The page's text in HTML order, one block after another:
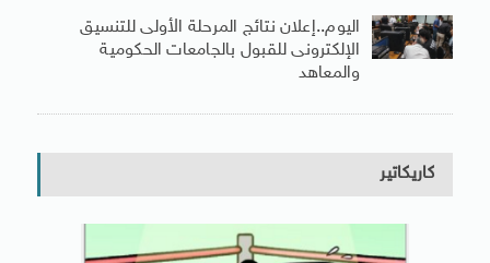
اليوم..إعلان نتائج المرحلة الأولى للتنسيق
الإلكترونى للقبول بالجامعات الحكومية
والمعاهد
كاريكاتير